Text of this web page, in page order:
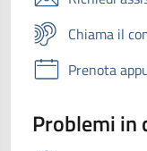
Chiama il
Prenota
Problemi in